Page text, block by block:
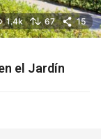
1.4k 67 15
el Jardín